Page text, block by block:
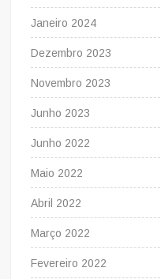
Janeiro 2024
Dezembro 2023
Novembro 2023
Junho 2023
Junho 2022
Maio 2022
Abril 2022
Março 2022
Fevereiro 2022